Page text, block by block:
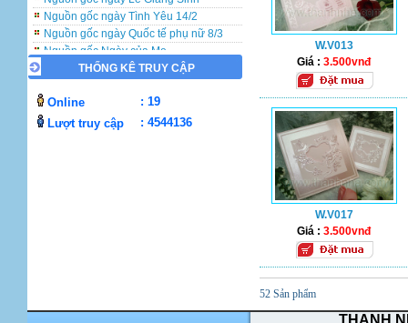
Nguồn gốc ngày Tình Yêu 14/2
Nguồn gốc ngày Quốc tế phụ nữ 8/3
Nguồn gốc Ngày của Mẹ
THỐNG KÊ TRUY CẬP
Online
: 19
Lượt truy cập
: 4544136
W.V013
Giá :3.500vnđ
W.V017
Giá :3.500vnđ
52 Sản phẩm
THANH